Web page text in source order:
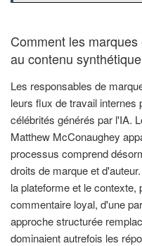
Comment les
au contenu
Les responsables de
leurs flux de travail internes
célébrités générés par l'IA.
Matthew McConaughey
processus comprend
droits de marque et
la plateforme et le
commentaire loyal, d'une
approche structurée
dominaient autrefois les